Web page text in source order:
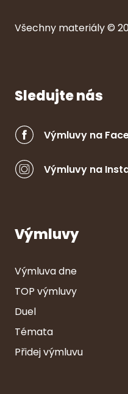
Všechny materiály ©
Sledujte nás
Výmluvy na
Výmluvy na
Výmluvy
Výmluva dne
TOP výmluvy
Duel
Témata
Přidej výmluvu